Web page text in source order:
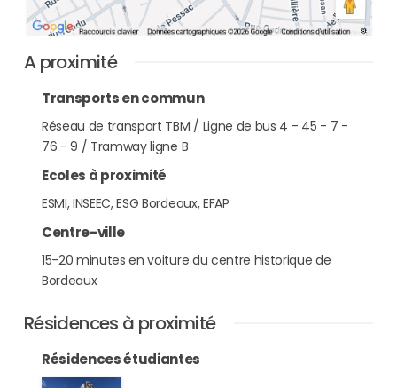
A proximité
Transports en commun
Réseau de transport TBM / Ligne de bus 4 - 45 - 7 -
76 - 9 / Tramway ligne B
Ecoles à proximité
ESMI, INSEEC, ESG Bordeaux, EFAP
Centre-ville
15-20 minutes en voiture du centre historique de
Bordeaux
Résidences à proximité
Résidences étudiantes